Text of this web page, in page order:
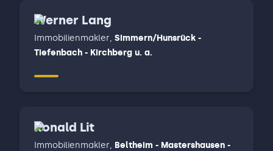
Werner Lang
Immobilienmakler, Simmern/Hunsrück -
Tiefenbach - Kirchberg u. a.
Ronald Lit
Immobilienmakler, Beltheim - Mastershausen -